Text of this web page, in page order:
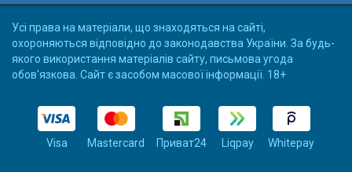
Усі права на матеріали, що знаходяться на сайті,
охороняються відповідно до законодавства України. За будь-
якого використання матеріалів сайту, письмова угода
обов'язкова. Сайт є засобом масової інформації. 18+
Visa Mastercard Приват24 Liqpay Whitepay